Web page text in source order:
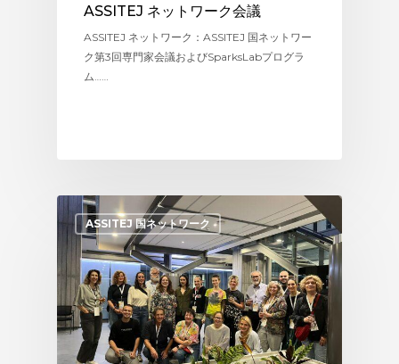
ASSITEJ ネットワーク会議
ASSITEJ ネットワーク：ASSITEJ 国ネットワー
ク第3回専門家会議およびSparksLabプログラ
ム……
ASSITEJ 国ネットワーク